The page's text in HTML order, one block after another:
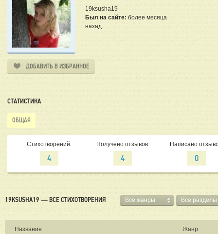
19ksusha19
Был на сайте: более месяца
назад.
ДОБАВИТЬ В ИЗБРАННОЕ
СТАТИСТИКА
ОБЩАЯ
Стихотворений:
4
Получено отзывов:
4
Написано
0
19KSUSHA19 — ВСЕ СТИХОТВОРЕНИЯ Все жанры Все разделы
Название Жанр